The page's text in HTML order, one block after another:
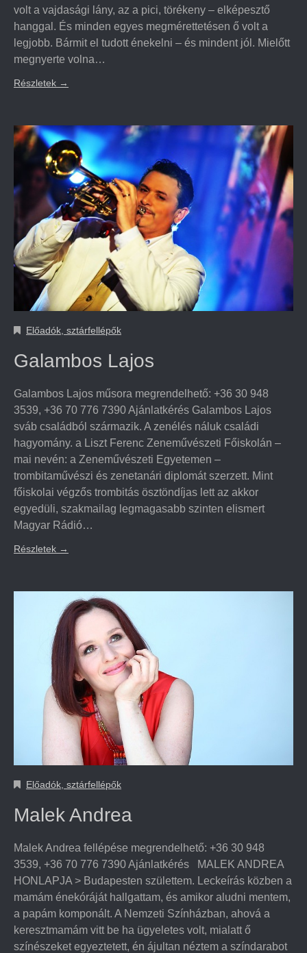
volt a vajdasági lány, az a pici, törékeny – elképesztő
hanggal. És minden egyes megmérettetésen ő volt a
legjobb. Bármit el tudott énekelni – és mindent jól. Mielőtt
megnyerte volna…
Részletek →
Előadók, sztárfellépők
Galambos Lajos
Galambos Lajos műsora megrendelhető: +36 30 948
3539, +36 70 776 7390 Ajánlatkérés Galambos Lajos
sváb családból származik. A zenélés náluk családi
hagyomány. a Liszt Ferenc Zeneművészeti Főiskolán –
mai nevén: a Zeneművészeti Egyetemen –
trombitaművészi és zenetanári diplomát szerzett. Mint
főiskolai végzős trombitás ösztöndíjas lett az akkor
egyedüli, szakmailag legmagasabb szinten elismert
Magyar Rádió…
Részletek →
Előadók, sztárfellépők
Malek Andrea
Malek Andrea fellépése megrendelhető: +36 30 948
3539, +36 70 776 7390 Ajánlatkérés MALEK ANDREA
HONLAPJA > Budapesten születtem. Leckeírás közben a
mamám énekóráját hallgattam, és amikor aludni mentem,
a papám komponált. A Nemzeti Színházban, ahová a
keresztmamám vitt be ha ügyeletes volt, mialatt ő
színészeket egyeztetett, én ájultan néztem a színdarabot